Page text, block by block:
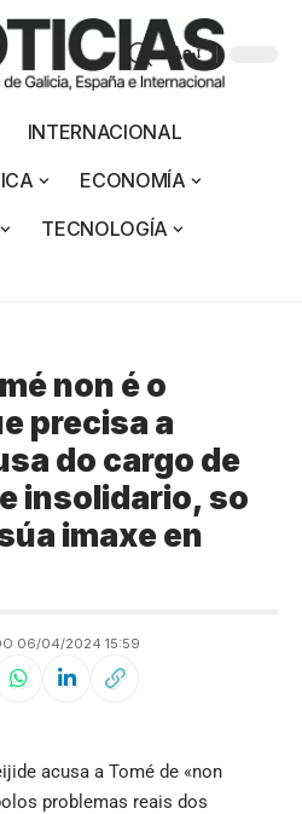
Aa
INTERNACIONAL
ECONOMÍA
TECNOLOGÍA
non é o
precisa a
do cargo de
insolidario, so
imaxe en
06/04/2024 15:59
acusa a Tomé de «non
problemas reais dos